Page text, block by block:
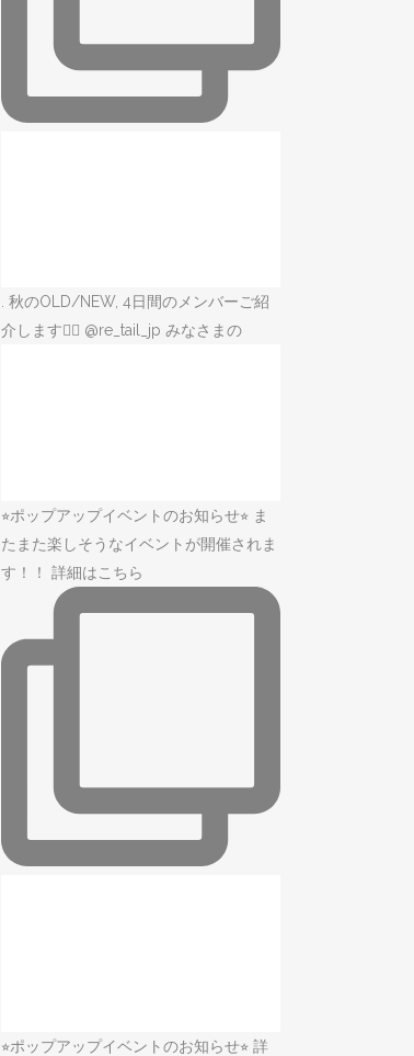
. 秋のOLD/NEW, 4日間のメンバーご紹
介します🙋‍♀️ @re_tail_jp みなさまの
⭐︎ポップアップイベントのお知らせ⭐︎ ま
たまた楽しそうなイベントが開催されま
す！！ 詳細はこちら
⭐︎ポップアップイベントのお知らせ⭐︎ 詳